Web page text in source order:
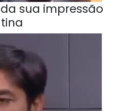
sua impressão